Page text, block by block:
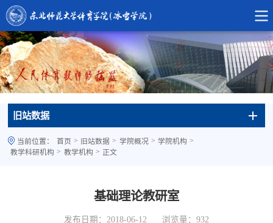
旧站数据
当前位置： 首页 > 旧站数据 > 学院概况 > 学院机构 >
教学科研机构 > 教学机构 > 正文
基础理论教研室
发布日期：2018-06-12 浏览量：932